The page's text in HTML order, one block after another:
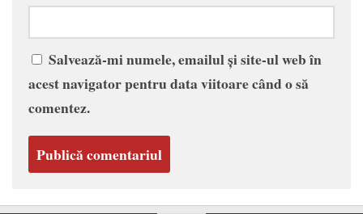
Salvează-mi numele, emailul și site-ul web în
acest navigator pentru data viitoare când o să
comentez.